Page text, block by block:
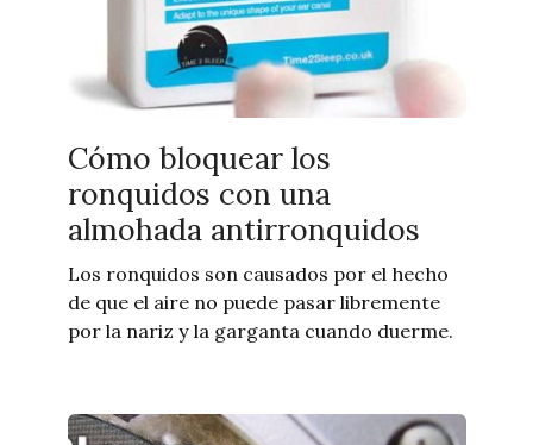
Cómo bloquear los
ronquidos con una
almohada antirronquidos
Los ronquidos son causados ​​por el hecho
de que el aire no puede pasar libremente
por la nariz y la garganta cuando duerme.